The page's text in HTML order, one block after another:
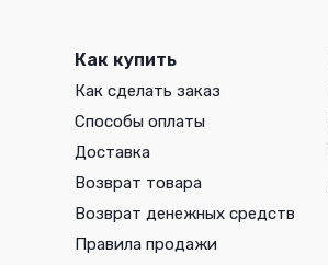
Как купить
Как сделать заказ
Способы оплаты
Доставка
Возврат товара
Возврат денежных средств
Правила продажи